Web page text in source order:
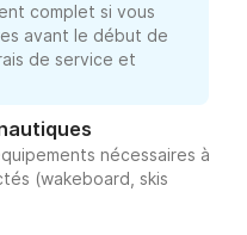
complet si vous
avant le début de
de service et
nécessaires à
(wakeboard, skis